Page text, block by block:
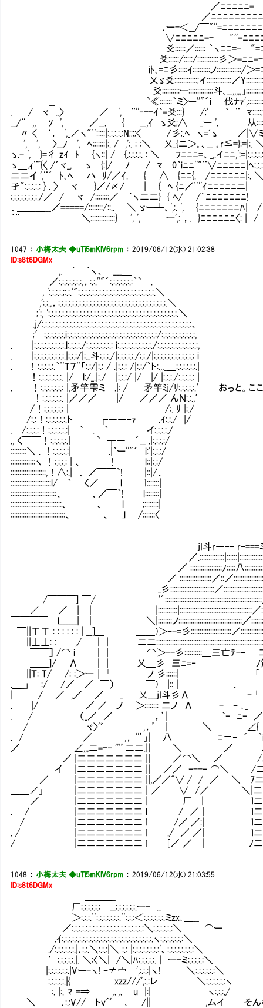
／ﾆﾆﾆﾆﾆ=
／ﾆﾆﾆﾆﾆﾆﾆﾆﾆﾆ
､ー-＜__/￣"''=ﾆﾆﾆﾆﾆﾆﾆﾆ
∨ﾆﾆﾆﾆﾆ=- "''=ﾆﾆﾆﾆﾆ
爻::::::／:::::: ｀ヽﾆﾆ=- "=ﾆﾆ
爻::::::/:::::/::::::::::::彡＞=ﾆﾆ=-
iﾄ､=ﾆ彡:::::ｲ::::::::::ノ::::::::::::::/＞=ﾆﾆ
乂ゞ爻:::::::::::::;イ::::::::::::::／
爻::::::::::ー::::::::::::::斗､__,,,,,」
__ `≪:::::::｀ミ>ー''"´i 伐ﾅｧ',::::::::::ヾ::::::爻_,
. /￣ヾ ..〉 ／￣',￣¨''‐--ｲ`=爻:::} /;' ｀ ¨ ﾏ:::::;;:
__/¨ ,, ｿ ', ／__. { __,ｲ ゝ爻;∧ _ー '. 从:::::（
〃 〈 ‘， ',_∠ヽ"¨:::::|:.:.:.:.:N;;;;〈 /彡;.ﾍ ヽ=ﾞゝ ／|∨ミ
', ', 〉__ﾉ ', ﾍ:::::::|:. / ,':. : :＼ 乂_{ニ＞｡、__ ｡r≦=}:=|:.
ゝ.- ', }=彳 zｲ ﾄ {ヽ::| / {.:.:.:.:. : ＼ ﾌﾆﾆﾆ=、_,.イﾆﾆ,':=|:.:.:.:.:
ゝ＿,ｨ¨ﾞ{〈 /´ヾ_, ゝ {:|/ ﾉ / ﾏ 0`iﾆﾆ''"¨∨ﾆﾆﾆﾆﾆ|ﾍ
二二イ ',¨´ ﾄ､ﾍ ハ ﾘ/／ｲ. { ∧ {ﾆﾆ{. /ﾆﾆﾆﾆﾆﾆ|:.
孑":.:.:.:.: } . 〉 ヾ }／/〆/ | { ﾍ {ﾆ／¨''ｲﾆﾆﾆﾆﾆ
:.:.:.:.:.:.:.:./／ / ヾ /::::::::／￣｀ヽ二二} { ﾍ/ /´ﾆﾆﾆﾆﾆﾆﾆ!
、＿＿＿__／=====/::::::::/::.. ＼ ゞー┴、',:. ', {ﾆﾆﾆﾆﾆﾆﾆﾊ|
｀¨ ＼::::::::::::::} ', ', ー',: ，. }ﾆﾆﾆﾆﾆﾆ〈: | /
1047 ： 小梅太夫 ◆uTi5mKlV6rpm ：2019/06/12(水) 21:02:38
ID:s8t6DGMx
,. ´￣｀ヽ、 ___＿
／:.:.:.:.:.:.:,，:.:.''"´:.:.:.:.:.:.:｀` .
, ':.:.:.:.;:.:.'":.:.:.:.:.:.:.:.:.:.:.:.:.:.:.:.:.:.:.:.:.:.＼
,':.:.,，:.:.:.:.:.:.:.:.:.:.:.:.:.:.:.:.:.:.:.:.:.:.:.:.:.:.:.:.:.:.:.＼
;':, ':.:.:.:.:.:.:.:.:.:.:.:.:.:.:.:.:.:.:.:.:.:.:.:.:.:.:.:.:.:.:.:.:.:.:.:.:.＼
.j/:.:.:.:.:.:.:.:.:.:.:.:.:.:.:.:.:.:.:.:.:.:.:.:.:.:.:.:.:.:.:.:.:.:.:.:.:.:.:.:.:.:.:、
;′:.:.:.:.:.:.i:.:.:.:.:.:.:.:.:.:.:.:.:.:.:.:.:.:.:.:.:.:.:.:.:.:/:.:.:.:.:.:.:.:.:.:,
. |:.:.:.:.:.:.:.:.:.l:.:.:.:./:.:.:.:.:.:.:.: i:.:.:.:.:.:.:.:.:.:./:.:.:.:.:.:.:.:.:.:.:.:,
. |:.:.:.:.:.:.:.:.:.|:.:.:/|:._斗:.:.:./|:.:.:.:.:./:.:./|:.:.:.:.:.:.:.:.:.:.:.: i
. ！:.:.:.:.:.｀¨T７¨「:.:/|:.: / .|:.:.: /|:.:/`ト:.,,_＿:.:.:.:.:.:.|
！:.:.:.:.:.:.:. |/ l:/_.|:./ |:.:.:/ |/ |/ |:.:.:./:.:.:.:.: |
. ！:.:.:.:.:.:.: |,矛竿雫ミ .|: / 矛竿ﾐj/ﾘ:.:.:.:.:.′ おっと。ここじ
！:.:.:.:.:.:. |／／／ |/ ／／／ んＮ:.:.,′
/！:.:.:.:.:.: | /:. ﾘ |:./
/:.:！:.:.:.:.:.:.ト ┌――‐ｧ .ｲ:.:./ |/
. /:.:.:.:！:.:.:.:.:.:| ` . ` イ:.:.:.:./
., く￣￣！:.:.:.:.:.| ` ┬― ´__ .|:.:.:.:/
:::::::::＼ . ！:.:.:.:.:| .|`ー''"´ i:'|:.:.:/
::::::::::::::ヽ ！:.:.:.: | 、 ！ l::|:.:/
::::::::::::::::::::,！∧:.| 、 ／￣￣`! |::|/、
:::::::::::::::::::::::l/ ` く／￣￣ l ｌ:::::::|
::::::::::::::::::::::::::、 、／￣｀! l::::::::|
:::::::::::::::::::::::::::::、 、 l ;::::::::|
:::::::::::::::::::::::::::::::、 、 .l /:::::::〈
jI斗r―‐‐ r‐===
／.::::::::::::::|::::::|::::::::::::::::
／ ::::::::::::::::::ﾉ:::::八
／ ::::::::::::::::::／::／
_彡:::::::::::::::::::::::::／:::::::::::::::::::::::::::/
/￣￣￣] ￣/ '´:::::::::::::::::::::::::::::::::::::::::::::::::::::::／
∠￣￣／￣| ｜ |:::::::::::|:::::::::::::::::::::::::::::::::::::::::／
￣￣￣￣ l______| ｜ ＼|::::::::ノ::::::::::::::::::::::::::::::::::::／
￣||ΤΤ : : : : : : | __]＿ ＿＿)＞ｰ-=彡:::::::::::::::::::::::／
||⊥⊥: :＿＿,/ ｜ | 二二::::::::::::::::::::::::::::::::::::::::::::::::::::::::::::::
￣￣］ /⌒ i ｜ | ⌒＞--彡::::::::::＿三亡ﾃ-‐ 二斗
＿＿]/ Λ ｜ | 乂＿彡 三ﾆ=‐￣ ￣ ﾉ笊__尤::::ハ:
||Ｔ: T/ /: :＞ー┼┘ ＿ノ 彡::::::|
.＿_｣∟ :/ /／ ／ ￣） ￣) |::｜ 、 八ミ亡
|＿＿ / ／ ,／ ／ ＿_ 乂___jI斗彡Λ ｰ┘
. |/ ／ ／ ノ ＞:::::::: 二ノ Λ - ｰ ､_
. / （_／ ／ ￣，’| `ｰ ﾆｰ ／
/ ヾ>'゛ ,，’ | ＼ ∠{
. / ／ ,， ''’｣| 八 ﾆ＝‐ ´ ｀
／ ∠,,,二=-‐ '''’二二.|| ＼ ／ 八
／ |二二二二二二二 || ／⌒＼ ／ /二
イ |二二二二二二二 || ／／ ｰ--‐ ⌒＼ /二二
／ |二二二二二二二 ||,／／^∨ / / ／ ＼ 7二二
＿＿∠」 |二二二二二二二 | ／ ∨ /／ ＼|二二
／ |二二二二二二二 | 厂￣| ｌ二二二
. / |二二二二二二二 l / ／ | ｌ二二二
/ |二二二二二二二 ｌ /／ ／:| ｌ二二二
. / |二二二二二二二 ｌ ./ ／ ／| ｌ二二
/ |二二二二二二二 ｌ [／ ／ ｜ ﾉ二二二
1048 ： 小梅太夫 ◆uTi5mKlV6rpm ：2019/06/12(水) 21:03:55
ID:s8t6DGMx
厂:.:.:.:.:.:＿__:.:.:.:.:.:.ー- ._
＞:.:.:.¨:.:.:.:.:.:.:.¨:.:.:＜:.:.:.:.:.:.ミzx､＿__
／:.:.:.:.:.:.:.:.:.:.:.:.:.:.:.:.:.:.:.:.:＼:.:.:.:.:.:＼￣ ⌒ー
.ｲ:.:.:.:.:.:.:.:.:.:.:.:.:.:.:.:.:.:.:.:.:.:.:.:.:.:.ヽ:.:.:.:.:.:.:＼
./:.:.:.:.:.:.|､:.:.＼:.:.:|＼ :.: |:.:.:.:.:.:.:.:'、:.:.:.:.:.:.:.:＼
′:.:.:.:.:.|. ＼:〈＼| /＼|ﾊ:.:.:.:.:. | ー-ミ:.:.:.:.:＼
|:.:.:.:.:.:.|Vー-ヽ! ｰ≠宀 ',:.:.:|ヽ! ＼:.:.:.:.:.:＼
:.:.:.:.:.|{ ￣￣ xzz///',:.:レ ＼:.:.:.:.:.:ヽ
＿ :. |:. ﾏ =⇒ ,､,､ u |:| ヽ:.:.:./
＼ Ⅵ､:.:V// トv^' ､ /|| ,ムイ そんな！ １０分！